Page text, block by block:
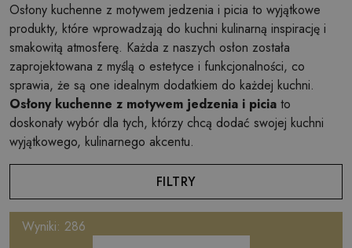
Osłony kuchenne z motywem jedzenia i picia to wyjątkowe
produkty, które wprowadzają do kuchni kulinarną inspirację i
smakowitą atmosferę. Każda z naszych osłon została
zaprojektowana z myślą o estetyce i funkcjonalności, co
sprawia, że są one idealnym dodatkiem do każdej kuchni.
Osłony kuchenne z motywem jedzenia i picia to
doskonały wybór dla tych, którzy chcą dodać swojej kuchni
wyjątkowego, kulinarnego akcentu.
FILTRY
Wyniki: 286